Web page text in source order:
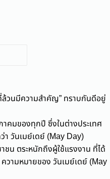
วนมีความสำคัญ” ทราบกันดีอยู่
คมของทุกปี ซึ่งในต่างประเทศ
า วันเมย์เดย์ (May Day)
ชน ตระหนักถึงผู้ใช้แรงงาน ที่ได้
วามหมายของ วันเมย์เดย์ (May